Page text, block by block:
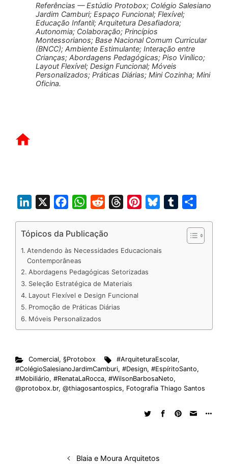
Referências — Estúdio Protobox; Colégio Salesiano
Jardim Camburi; Espaço Funcional; Flexível;
Educação Infantil; Arquitetura Desafiadora;
Autonomia; Colaboração; Princípios
Montessorianos; Base Nacional Comum Curricular
(BNCC); Ambiente Estimulante; Interação entre
Crianças; Abordagens Pedagógicas; Piso Vinílico;
Layout Flexível; Design Funcional; Móveis
Personalizados; Práticas Diárias; Mini Cozinha; Mini
Oficina.
n
e
d
I
c
b
o
o
W
a
A
p
d
t
d
s
r
a
r
Tópicos da Publicação
Atendendo às Necessidades Educacionais
Contemporâneas
Abordagens Pedagógicas Setorizadas
Seleção Estratégica de Materiais
Layout Flexível e Design Funcional
Promoção de Práticas Diárias
Móveis Personalizados
Comercial, §Protobox #ArquiteturaEscolar,
#ColégioSalesianoJardimCamburi, #Design, #EspíritoSanto,
#Mobiliário, #RenataLaRocca, #WilsonBarbosaNeto,
@protobox.br, @thiagosantospics, Fotografia Thiago Santos
Blaia e Moura Arquitetos